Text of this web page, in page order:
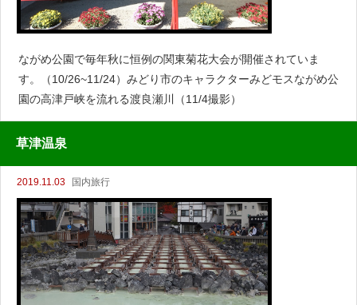
ながめ公園で毎年秋に恒例の関東菊花大会が開催されていま
す。（10/26~11/24）みどり市のキャラクターみどモスながめ公
園の高津戸峡を流れる渡良瀬川（11/4撮影）
草津温泉
2019.11.03 国内旅行